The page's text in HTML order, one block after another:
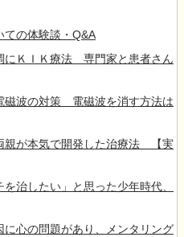
ての体験談・Q&A
にＫＩＫ療法 専門家と患者さん
磁波の対策 電磁波を消す方法は
親が本気で開発した治療法 【実
を治したい」と思った少年時代、
に心の問題があり、メンタリング